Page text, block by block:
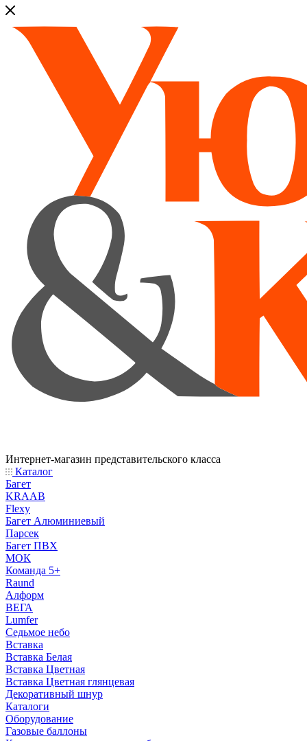
Интернет-магазин представительского класса
Каталог
Багет
KRAAB
Flexy
Багет Алюминиевый
Парсек
Багет ПВХ
МОК
Команда 5+
Raund
Алформ
ВЕГА
Lumfer
Седьмое небо
Вставка
Вставка Белая
Вставка Цветная
Вставка Цветная глянцевая
Декоративный шнур
Каталоги
Оборудование
Газовые баллоны